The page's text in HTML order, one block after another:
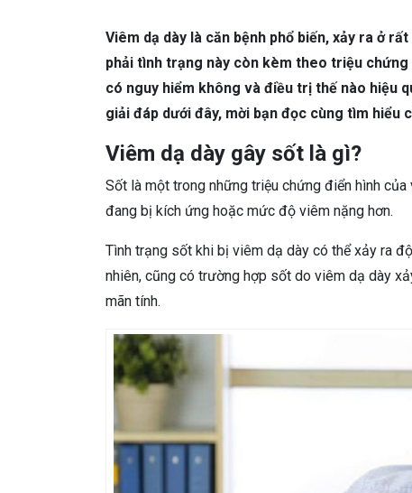
NHA KHOA Viêm Nướu Răng
Viêm dạ dày là căn bệnh phổ biến, xảy ra ở
phải tình trạng này còn kèm theo triệu
có nguy hiểm không và điều trị thế nào hiệu
giải đáp dưới đây, mời bạn đọc cùng tìm hiểu
Viêm dạ dày gây sốt là gì?
Sốt là một trong những triệu chứng điển hình
đang bị kích ứng hoặc mức độ viêm nặng hơn.
Tình trạng sốt khi bị viêm dạ dày có thể xảy ra
nhiên, cũng có trường hợp sốt do viêm dạ dày
mãn tính.